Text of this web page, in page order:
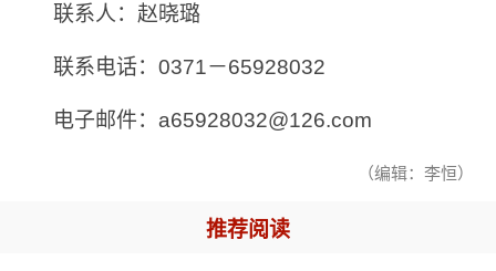
联系人：赵晓璐
联系电话：0371－65928032
电子邮件：a65928032@126.com
（编辑：李恒）
推荐阅读